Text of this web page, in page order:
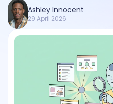
Ashley Innocent
29 April 2026